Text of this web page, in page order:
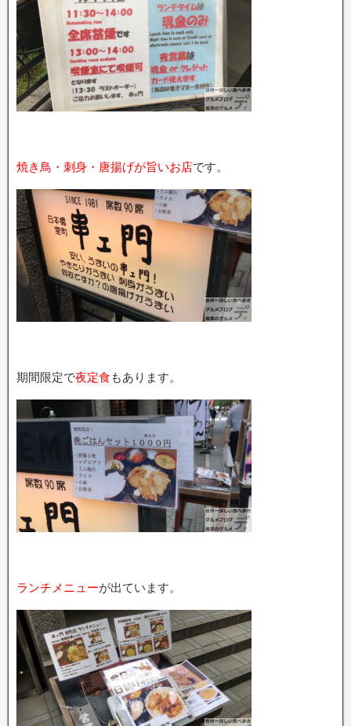
焼き鳥・刺身・唐揚げが旨いお店です。
期間限定で夜定食 もあります。
ランチメニューが出ています。